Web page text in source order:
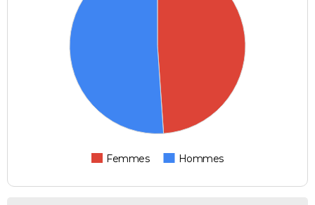
Femmes Hommes